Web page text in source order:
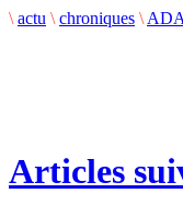
\ actu \ chroniques \
Articles